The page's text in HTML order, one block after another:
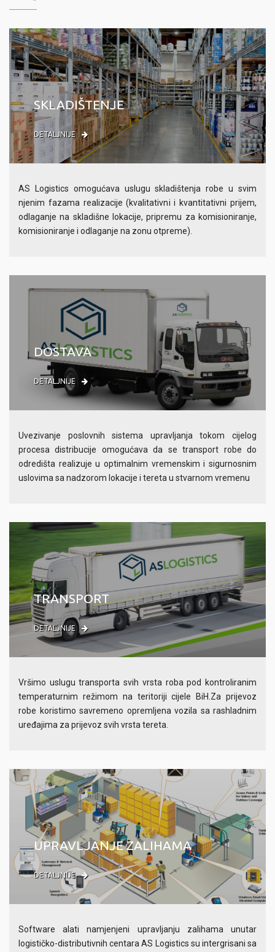
SKLADIŠTENJE
DETALJNIJE
AS Logistics omogućava uslugu skladištenja robe u svim
njenim fazama realizacije (kvalitativni i kvantitativni prijem,
odlaganje na skladišne lokacije, pripremu za komisioniranje,
komisioniranje i odlaganje na zonu otpreme).
DOSTAVA
DETALJNIJE
Uvezivanje poslovnih sistema upravljanja tokom cijelog
procesa distribucije omogućava da se transport robe do
odredišta realizuje u optimalnim vremenskim i sigurnosnim
uslovima sa nadzorom lokacije i tereta u stvarnom vremenu
TRANSPORT
DETALJNIJE
Vršimo uslugu transporta svih vrsta roba pod kontroliranim
temperaturnim režimom na teritoriji cijele BiH.Za prijevoz
robe koristimo savremeno opremljena vozila sa rashladnim
uređajima za prijevoz svih vrsta tereta.
UPRAVLJANJE ZALIHAMA
DETALJNIJE
Software alati namjenjeni upravljanju zalihama unutar
logističko-distributivnih centara AS Logistics su intergrisani sa